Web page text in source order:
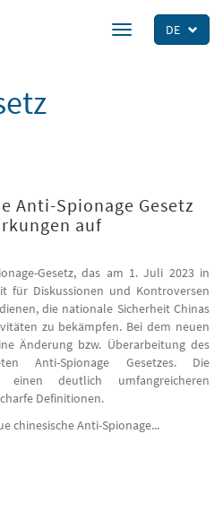
DE
Toggle
navigation
Anti-Spionage Gesetz
auf
Gesetz, das am 1. Juli 2023 in
für Diskussionen und Kontroversen
die nationale Sicherheit Chinas
zu bekämpfen. Bei dem neuen
Änderung bzw. Überarbeitung des
Anti-Spionage Gesetzes. Die
deutlich umfangreicheren
Definitionen.
chinesische Anti-Spionage...
Anti-Spionage Gesetz und